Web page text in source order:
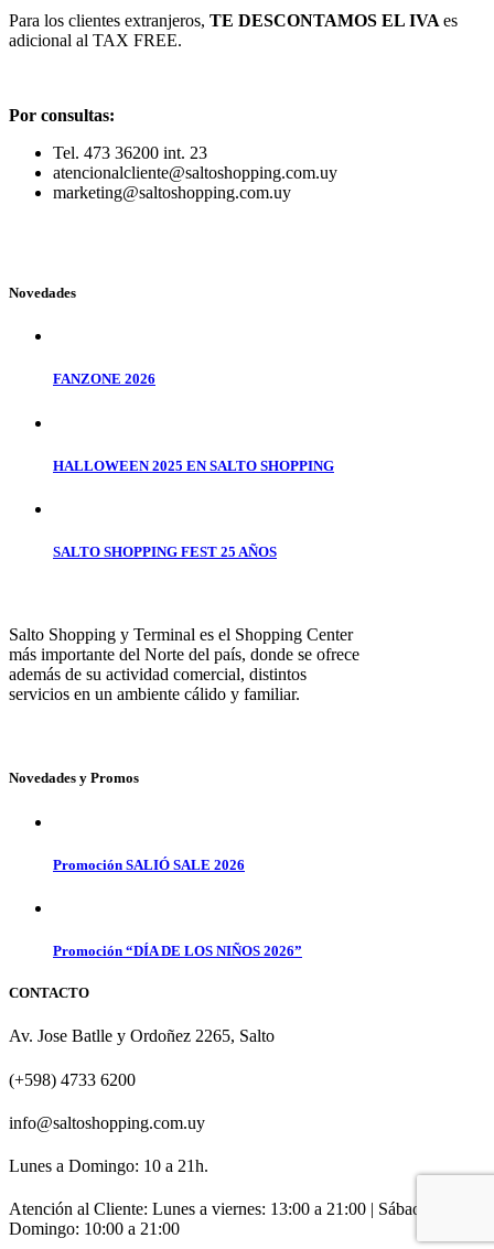
Para los clientes extranjeros, TE DESCONTAMOS EL IVA es
adicional al TAX FREE.
Por consultas:
Tel. 473 36200 int. 23
atencionalcliente@saltoshopping.com.uy
marketing@saltoshopping.com.uy
Novedades
FANZONE 2026
HALLOWEEN 2025 EN SALTO SHOPPING
SALTO SHOPPING FEST 25 AÑOS
Salto Shopping y Terminal es el Shopping Center
más importante del Norte del país, donde se ofrece
además de su actividad comercial, distintos
servicios en un ambiente cálido y familiar.
Novedades y Promos
Promoción SALIÓ SALE 2026
Promoción “DÍA DE LOS NIÑOS 2026”
CONTACTO
Av. Jose Batlle y Ordoñez 2265, Salto
(+598) 4733 6200
info@saltoshopping.com.uy
Lunes a Domingo: 10 a 21h.
Atención al Cliente: Lunes a viernes: 13:00 a 21:00 | Sábado y
Domingo: 10:00 a 21:00